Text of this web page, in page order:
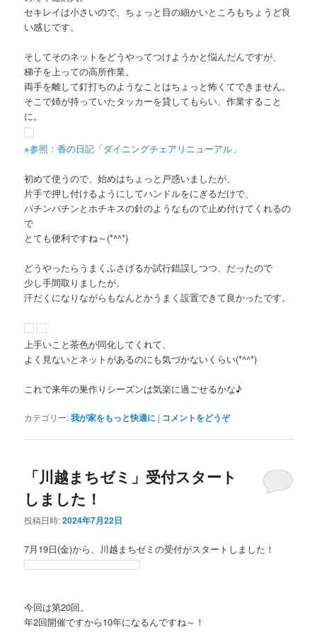
セキレイは小さいので、ちょっと目の細かいところもちょうど良
い感じです。
そしてそのネットをどうやってつけようかと悩んだんですが、
梯子を上っての高所作業。
両手を離して釘打ちのようなことはちょっと怖くてできません。
そこで姉が持っていたタッカーを貸してもらい、作業すること
に。
※参照：香の日記「ダイニングチェアリニューアル」
初めて使うので、始めはちょっと戸惑いましたが、
片手で押し付けるようにしてハンドルをにぎるだけで、
バチンバチンとホチキスの針のようなもので止め付けてくれるの
で
とても便利ですね～(*^^*)
どうやったらうまくふさげるか試行錯誤しつつ、だったので
少し手間取りましたが、
汗だくになりながらもなんとかうまく設置できて良かったです。
上手いこと茶色が同化してくれて、
よく見ないとネットがあるのにも気づかないくらい(*^^*)
これで来年の巣作りシーズンは気楽に過ごせるかな♪
カテゴリー:我が家をもっと快適に | コメントをどうぞ
「川越まちゼミ」受付スタート
しました！
投稿日時:2024年7月22日
7月19日(金)から、川越まちゼミの受付がスタートしました！
今回は第20回。
年2回開催ですから10年になるんですね～！